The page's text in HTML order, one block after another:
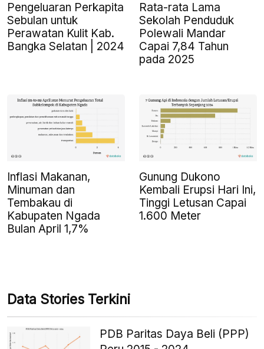
Pengeluaran Perkapita
Sebulan untuk
Perawatan Kulit Kab.
Bangka Selatan | 2024
Rata-rata Lama
Sekolah Penduduk
Polewali Mandar
Capai 7,84 Tahun
pada 2025
Inflasi Makanan,
Minuman dan
Tembakau di
Kabupaten Ngada
Bulan April 1,7%
Gunung Dukono
Kembali Erupsi Hari Ini,
Tinggi Letusan Capai
1.600 Meter
Data Stories Terkini
PDB Paritas Daya Beli (PPP)